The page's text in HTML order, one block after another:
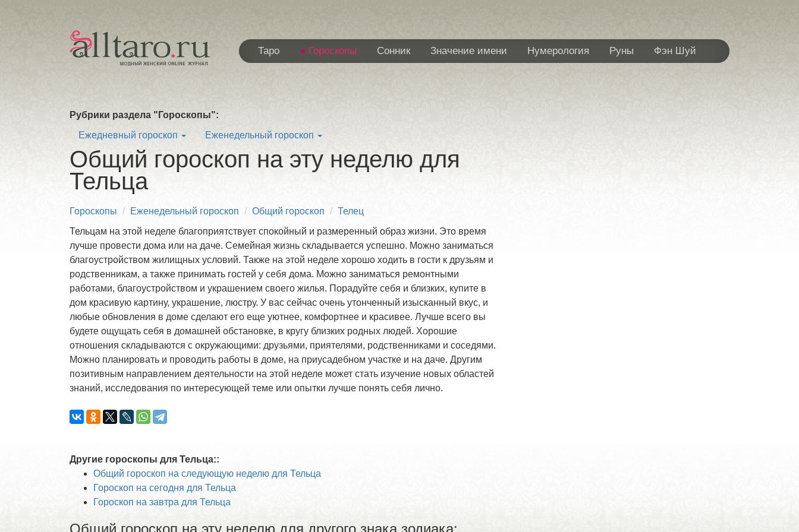
Таро Гороскопы Сонник Значение имени Нумерология Руны Фэн Шуй
Рубрики раздела "Гороскопы":
Ежедневный гороскоп
Еженедельный гороскоп
Общий гороскоп на эту неделю для
Тельца
Гороскопы Еженедельный гороскоп Общий гороскоп
Телец
Тельцам на этой неделе благоприятствует спокойный и размеренный образ жизни. Это время
лучше провести дома или на даче. Семейная жизнь складывается успешно. Можно заниматься
благоустройством жилищных условий. Также на этой неделе хорошо ходить в гости к друзьям и
родственникам, а также принимать гостей у себя дома. Можно заниматься ремонтными
работами, благоустройством и украшением своего жилья. Порадуйте себя и близких, купите в
дом красивую картину, украшение, люстру. У вас сейчас очень утонченный изысканный вкус, и
любые обновления в доме сделают его еще уютнее, комфортнее и красивее. Лучше всего вы
будете ощущать себя в домашней обстановке, в кругу близких родных людей. Хорошие
отношения складываются с окружающими: друзьями, приятелями, родственниками и соседями.
Можно планировать и проводить работы в доме, на приусадебном участке и на даче. Другим
позитивным направлением деятельности на этой неделе может стать изучение новых областей
знаний, исследования по интересующей теме или опытки лучше понять себя лично.
Другие гороскопы для Тельца::
Общий гороскоп на следующую неделю для Тельца
Гороскоп на сегодня для Тельца
Гороскоп на завтра для Тельца
Общий гороскоп на эту неделю для другого знака зодиака: